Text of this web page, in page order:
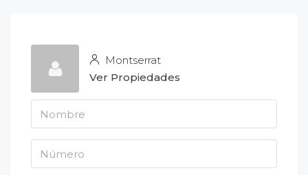
Montserrat
Ver Propiedades